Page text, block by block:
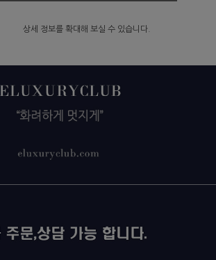
상세 정보를 확대해 보실 수 있습니다.